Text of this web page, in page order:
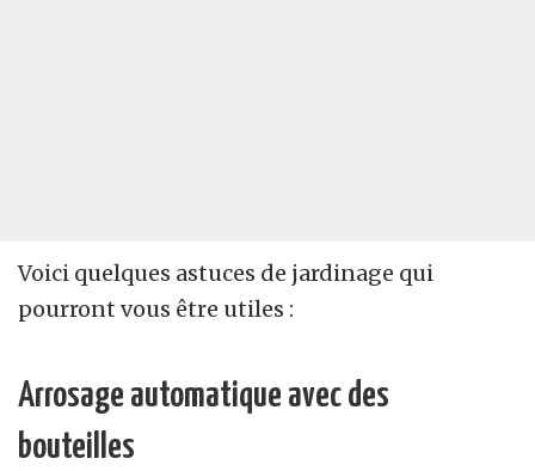
Voici quelques astuces de jardinage qui
pourront vous être utiles :
Arrosage automatique avec des
bouteilles